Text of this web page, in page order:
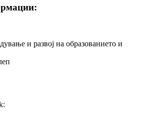
и развој на образованието и